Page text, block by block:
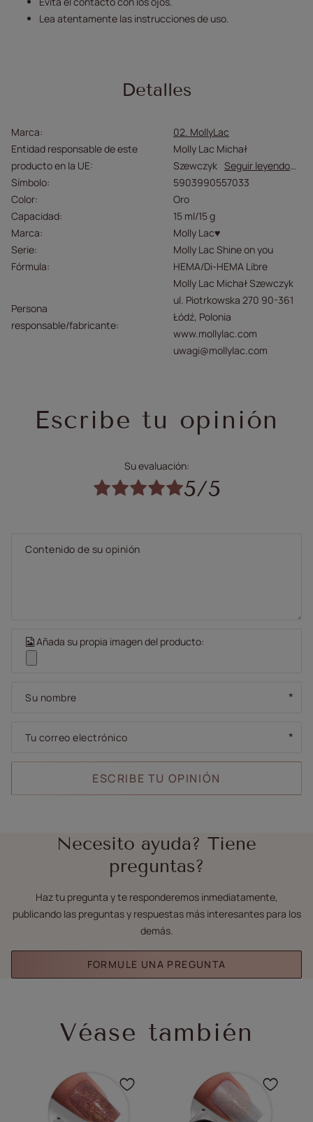
Lea atentamente las instrucciones de uso.
Detalles
Marca
02. MollyLac
Entidad responsable de este
producto en la UE
Molly Lac Michał
Szewczyk Seguir leyendo
Símbolo
5903990557033
Color
Oro
Capacidad
15 ml/15 g
Marca
Molly Lac♥
Serie
Molly Lac Shine on you
Fórmula
HEMA/Di-HEMA Libre
Persona
responsable/fabricante
Molly Lac Michał Szewczyk
ul. Piotrkowska 270 90-361
Łódź, Polonia
www.mollylac.com
uwagi@mollylac.com
Escribe tu opinión
Su evaluación:
5/5
Contenido de su opinión
Añada su propia imagen del producto:
Su nombre
Tu correo electrónico
ESCRIBE TU OPINIÓN
Necesito ayuda? Tiene
preguntas?
Haz tu pregunta y te responderemos inmediatamente,
publicando las preguntas y respuestas más interesantes para los
demás.
FORMULE UNA PREGUNTA
Véase también
Haga clic para añadir